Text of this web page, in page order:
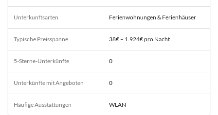
Unterkunftsarten Ferienwohnungen & Ferienhäuser
Typische Preisspanne 38€ – 1.924€ pro Nacht
5-Sterne-Unterkünfte 0
Unterkünfte mit Angeboten 0
Häufige Ausstattungen WLAN